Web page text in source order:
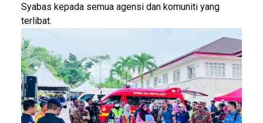
Syabas kepada semua agensi dan komuniti yang
terlibat.